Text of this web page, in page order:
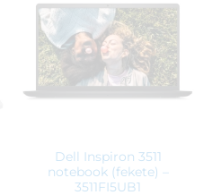
Azonosító:47773
193 900 Ft
Dell Inspiron 3511
notebook (fekete) –
3511FI5UB1